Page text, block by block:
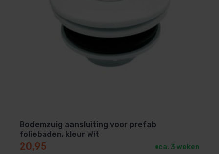
Bodemzuig aansluiting voor prefab
foliebaden, kleur Wit
20,95 ca. 3 weken